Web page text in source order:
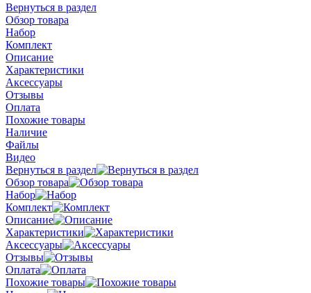
Вернуться в раздел
Обзор товара
Набор
Комплект
Описание
Характеристики
Аксессуары
Отзывы
Оплата
Похожие товары
Наличие
Файлы
Видео
Вернуться в раздел
Обзор товара
Набор
Комплект
Описание
Характеристики
Аксессуары
Отзывы
Оплата
Похожие товары